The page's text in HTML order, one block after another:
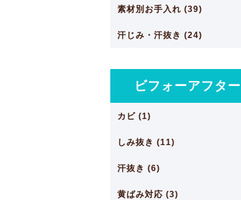
素材別お手入れ (39)
汗じみ・汗抜き (24)
ビフォーアフター
カビ (1)
しみ抜き (11)
汗抜き (6)
黄ばみ対応 (3)